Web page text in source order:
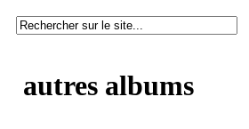
autres albums